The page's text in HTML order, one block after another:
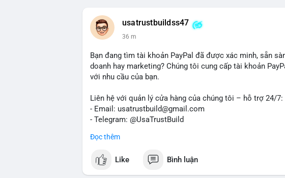
usatrustbuildss47
36 m
Bạn đang tìm tài khoản PayPal đã được xác minh, sẵn
doanh hay marketing? Chúng tôi cung cấp tài khoản
với nhu cầu của bạn.
Liên hệ với quản lý cửa hàng của chúng tôi – hỗ trợ 24/7:
- Email: usatrustbuild@gmail.com
- Telegram: @UsaTrustBuild
dịch thuận lợi. Hãy nhắn tin ngay để được tư vấn chi tiết.
Đọc thêm
Like Bình luận